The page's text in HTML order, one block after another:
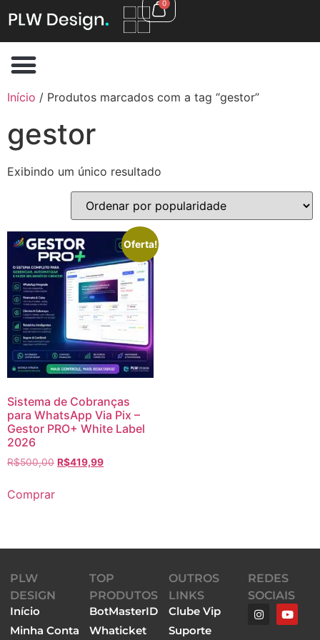
0
Início / Produtos marcados com a tag “gestor”
gestor
Exibindo um único resultado
Oferta!
Sistema de Cobranças
para WhatsApp Via Pix –
Gestor PRO+ White Label
2026
R$500,00 R$419,99
Comprar
PLW
DESIGN
Início
Minha Conta
TOP
PRODUTOS
BotMasterID
Whaticket
OUTROS
LINKS
Clube Vip
Suporte
REDES
SOCIAIS